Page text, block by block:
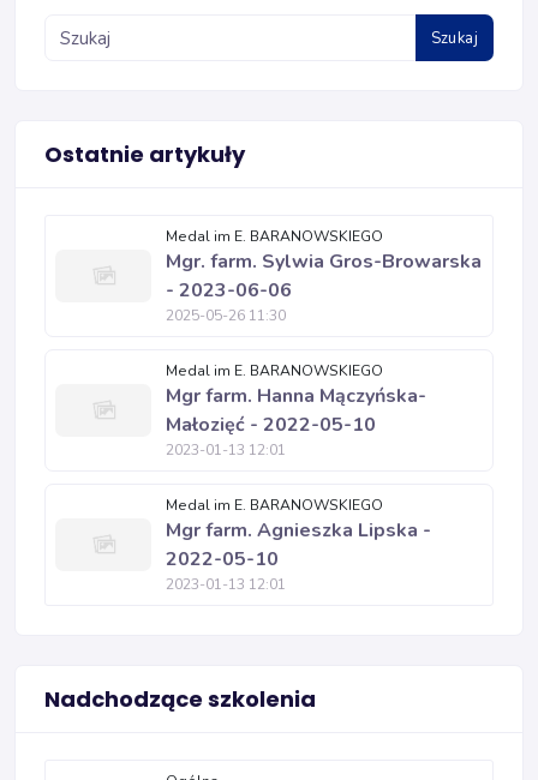
Szukaj
Ostatnie artykuły
Medal im E. BARANOWSKIEGO
Mgr. farm. Sylwia Gros-Browarska
- 2023-06-06
2025-05-26 11:30
Medal im E. BARANOWSKIEGO
Mgr farm. Hanna Mączyńska-
Małozięć - 2022-05-10
2023-01-13 12:01
Medal im E. BARANOWSKIEGO
Mgr farm. Agnieszka Lipska -
2022-05-10
2023-01-13 12:01
Nadchodzące szkolenia